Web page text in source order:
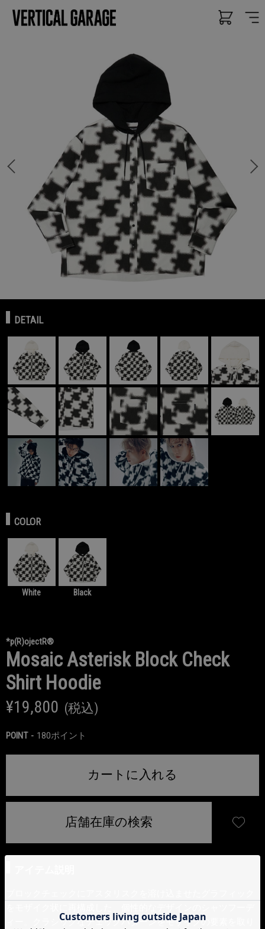
DETAIL
COLOR
White Black
*p(R)ojectR®
Mosaic Asterisk Block Check
Shirt Hoodie
¥19,800 (税込)
POINT 180ポイント
カートに入れる
店舗在庫の検索
ィー。クラシックなチェックパターンをモザイクの要素を取り